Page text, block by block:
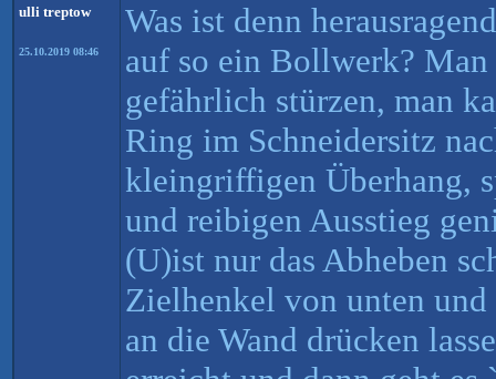
ulli treptow
25.10.2019 08:46
Was ist denn
auf so ein Bollwerk?
gefährlich stürzen, man
Ring im Schneidersitz
kleingriffigen Überhang,
und reibigen Ausstieg
(U)ist nur das Abheben
Zielhenkel von unten
an die Wand drücken